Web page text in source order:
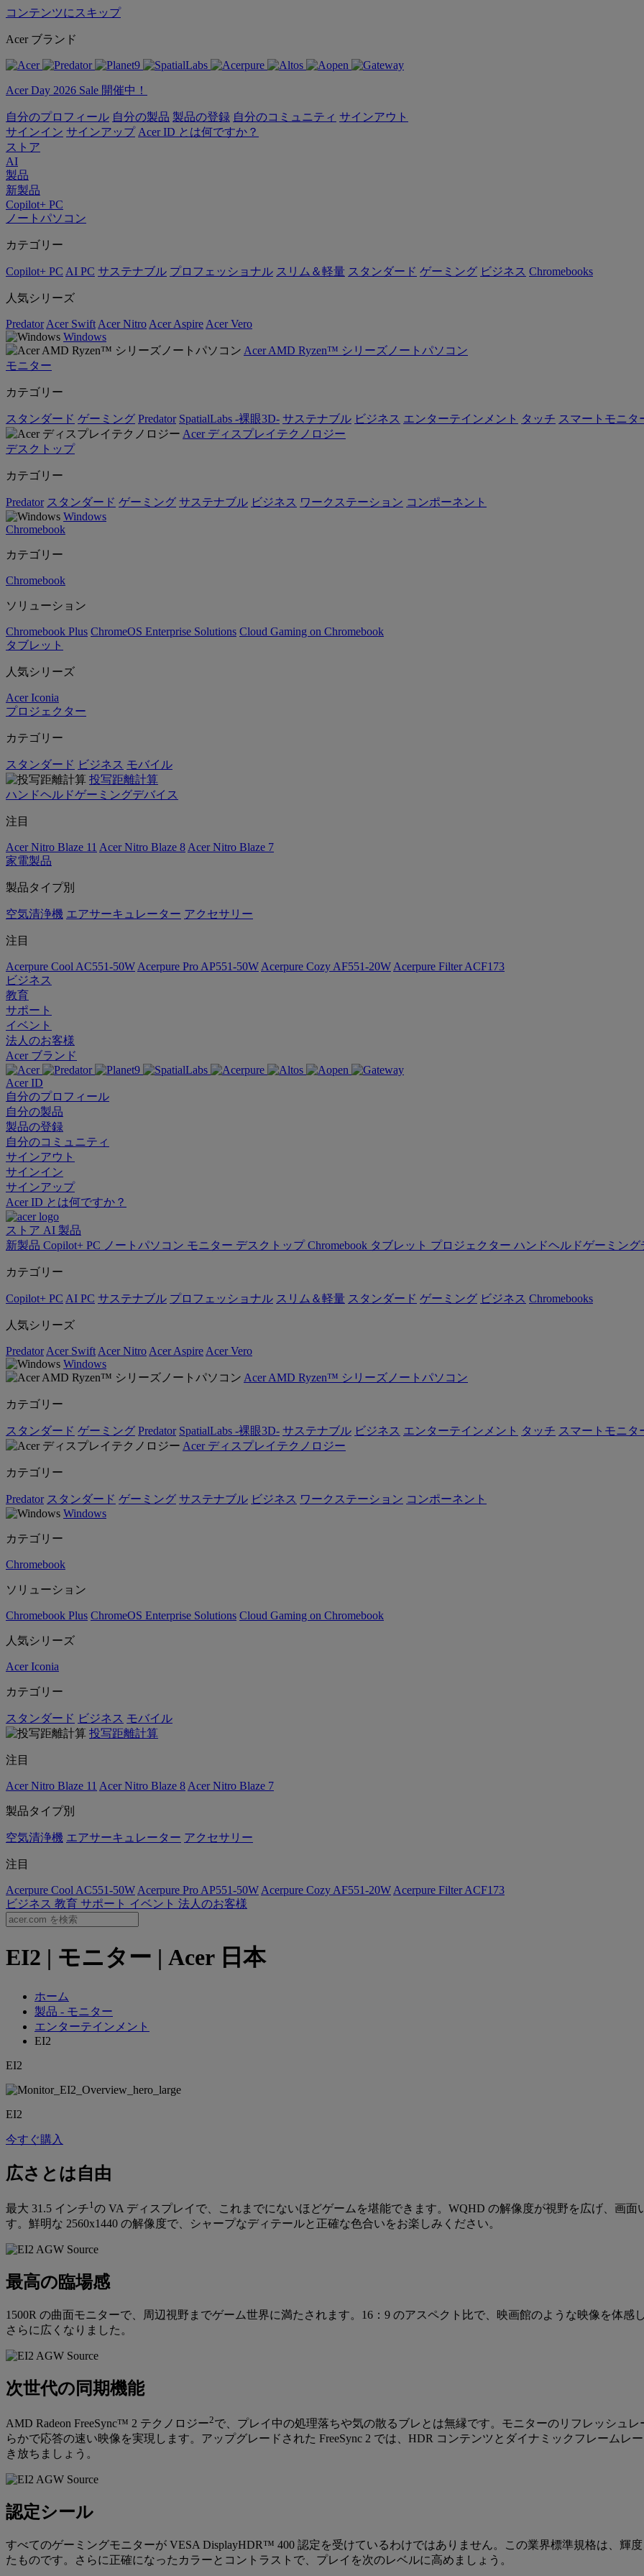
コンテンツにスキップ
Acer ブランド
Acer Day 2026 Sale 開催中！
自分のプロフィール 自分の製品 製品の登録 自分のコミュニティ サインアウト
サインイン サインアップ Acer ID とは何ですか？
ストア
AI
製品
新製品
Copilot+ PC
ノートパソコン
カテゴリー
Copilot+ PC AI PC サステナブル プロフェッショナル スリム＆軽量 スタンダード ゲーミング ビジネス Chromebooks
人気シリーズ
Predator Acer Swift Acer Nitro Acer Aspire Acer Vero
Windows
Acer AMD Ryzen™ シリーズノートパソコン
モニター
カテゴリー
スタンダード ゲーミング Predator SpatialLabs -裸眼3D- サステナブル ビジネス エンターテインメント タッチ スマートモニタ
Acer ディスプレイテクノロジー
デスクトップ
カテゴリー
Predator スタンダード ゲーミング サステナブル ビジネス ワークステーション コンポーネント
Windows
Chromebook
カテゴリー
Chromebook
ソリューション
Chromebook Plus ChromeOS Enterprise Solutions Cloud Gaming on Chromebook
タブレット
人気シリーズ
Acer Iconia
プロジェクター
カテゴリー
スタンダード ビジネス モバイル
投写距離計算
ハンドヘルドゲーミングデバイス
注目
Acer Nitro Blaze 11 Acer Nitro Blaze 8 Acer Nitro Blaze 7
家電製品
製品タイプ別
空気清浄機 エアサーキュレーター アクセサリー
注目
Acerpure Cool AC551-50W Acerpure Pro AP551-50W Acerpure Cozy AF551-20W Acerpure Filter ACF173
ビジネス
教育
サポート
イベント
法人のお客様
Acer ブランド
Acer ID
自分のプロフィール
自分の製品
製品の登録
自分のコミュニティ
サインアウト
サインイン
サインアップ
Acer ID とは何ですか？
ストア AI 製品
新製品 Copilot+ PC ノートパソコン モニター デスクトップChromebook タブレット プロジェクター ハンドヘルドゲーミン
カテゴリー
Copilot+ PC AI PC サステナブル プロフェッショナル スリム＆軽量 スタンダード ゲーミング ビジネス Chromebooks
人気シリーズ
Predator Acer Swift Acer Nitro Acer Aspire Acer Vero
Windows
Acer AMD Ryzen™ シリーズノートパソコン
カテゴリー
スタンダード ゲーミング Predator SpatialLabs -裸眼3D- サステナブル ビジネス エンターテインメント タッチ スマートモニタ
Acer ディスプレイテクノロジー
カテゴリー
Predator スタンダード ゲーミング サステナブル ビジネス ワークステーション コンポーネント
Windows
カテゴリー
Chromebook
ソリューション
Chromebook Plus ChromeOS Enterprise Solutions Cloud Gaming on Chromebook
人気シリーズ
Acer Iconia
カテゴリー
スタンダード ビジネス モバイル
投写距離計算
注目
Acer Nitro Blaze 11 Acer Nitro Blaze 8 Acer Nitro Blaze 7
製品タイプ別
空気清浄機 エアサーキュレーター アクセサリー
注目
Acerpure Cool AC551-50W Acerpure Pro AP551-50W Acerpure Cozy AF551-20W Acerpure Filter ACF173
ビジネス 教育 サポート イベント 法人のお客様
EI2 | モニター | Acer 日本
ホーム
製品 - モニター
エンターテインメント
EI2
EI2
EI2
今すぐ購入
広さとは自由
最大 31.5 インチ1 の VA ディスプレイで、これまでにないほどゲームを堪能できます。WQHD の解像度が視野を広げ、画
す。鮮明な 2560x1440 の解像度で、シャープなディテールと正確な色合いをお楽しみください。
最高の臨場感
1500R の曲面モニターで、周辺視野までゲーム世界に満たされます。16：9 のアスペクト比で、映画館のような映像を体感
さらに広くなりました。
次世代の同期機能
AMD Radeon FreeSync™ 2 テクノロジー2で、プレイ中の処理落ちや気の散るブレとは無縁です。モニターのリフレッシュ
らかで応答の速い映像を実現します。アップグレードされた FreeSync 2 では、HDR コンテンツとダイナミックフレーム
き放ちましょう。
認定シール
すべてのゲーミングモニターが VESA DisplayHDR™ 400 認定を受けているわけではありません。この業界標準規格は、輝
たものです。さらに正確になったカラーとコントラストで、プレイを次のレベルに高めましょう。